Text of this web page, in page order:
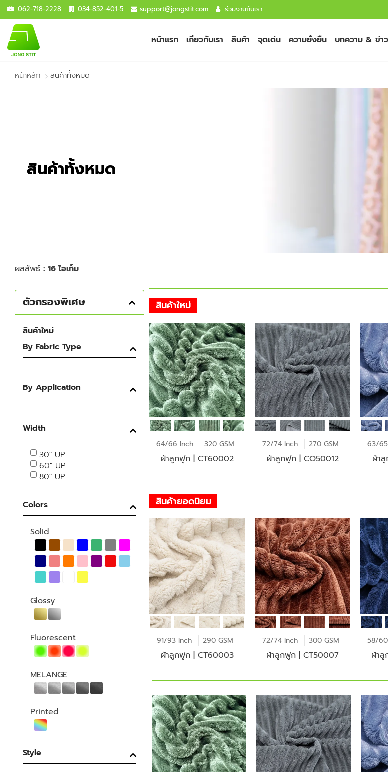
062-718-2228 034-852-401-5 support@jongstit.com ร่วมงานกับเรา
หน้าแรก เกี่ยวกับเรา สินค้า จุดเด่น ความยั่งยืน บทความ & ข่า
หน้าหลัก สินค้าทั้งหมด
สินค้าทั้งหมด
ผลลัพธ์ : 16 ไอเท็ม
ตัวกรองพิเศษ
สินค้าใหม่
By Fabric Type
By Application
Width
30" UP
60" UP
80" UP
Colors
Solid
Glossy
Fluorescent
MELANGE
Printed
Style
สินค้าใหม่
64/66 Inch 320 GSM
ผ้าลูกฟูก | CT60002
72/74 Inch 270 GSM
ผ้าลูกฟูก | CO50012
63/
ผ้า
สินค้ายอดนิยม
91/93 Inch 290 GSM
ผ้าลูกฟูก | CT60003
72/74 Inch 300 GSM
ผ้าลูกฟูก | CT50007
58/
ผ้า